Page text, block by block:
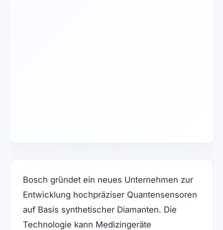
Bosch gründet ein neues Unternehmen zur
Entwicklung hochpräziser Quantensensoren
auf Basis synthetischer Diamanten. Die
Technologie kann Medizingeräte